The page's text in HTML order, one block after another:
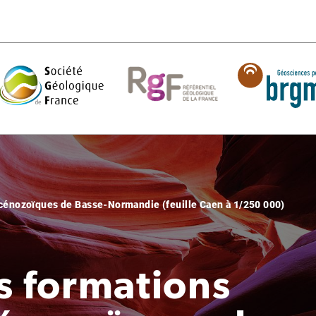
de Basse-Normandie (feuille Caen à 1/250 000)
formations